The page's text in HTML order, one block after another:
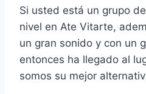
Si usted está un grupo
nivel en Ate Vitarte,
un gran sonido y con un
entonces ha llegado al
somos su mejor